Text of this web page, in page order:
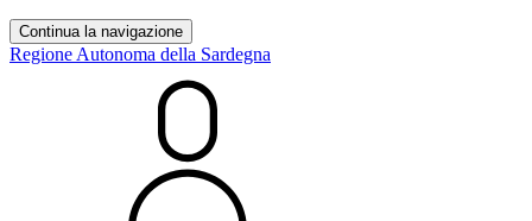
Continua la navigazione
Regione Autonoma della Sardegna